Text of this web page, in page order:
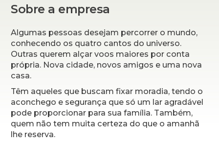
Sobre a empresa
Algumas pessoas desejam percorrer o mundo,
conhecendo os quatro cantos do universo.
Outras querem alçar voos maiores por conta
própria. Nova cidade, novos amigos e uma nova
casa.
Têm aqueles que buscam fixar moradia, tendo o
aconchego e segurança que só um lar agradável
pode proporcionar para sua família. Também,
quem não tem muita certeza do que o amanhã
lhe reserva.